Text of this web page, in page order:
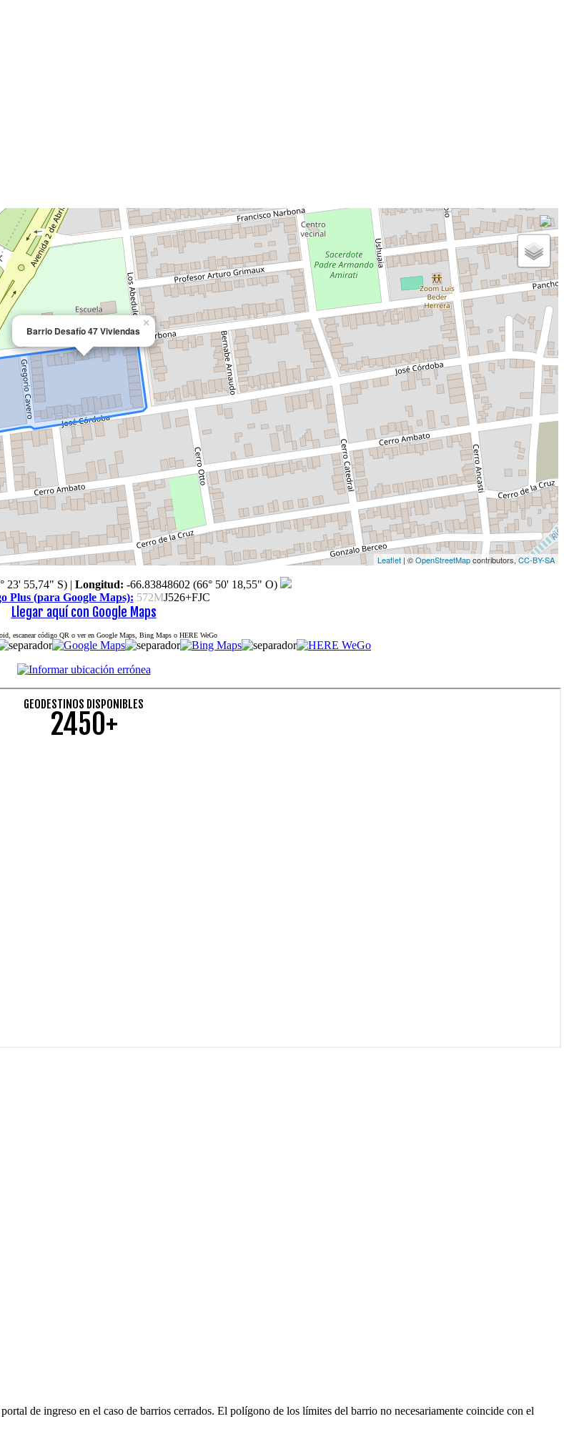
Barrio Desafío 47 Viviendas
×
Leaflet | ©OpenStreetMapcontributors, CC-BY-SA
23' 55,74" S) | Longitud: -66.83848602 (66° 50' 18,55" O)
Plus (para Google Maps): 572MJ526+FJC
Llegar aquí con Google Maps
escanear código QR o ver en Google Maps, Bing Maps o HERE WeGo
GEODESTINOS DISPONIBLES
2450+
de ingreso en el caso de barrios cerrados. El polígono de los límites del barrio no necesariamente coincide con el